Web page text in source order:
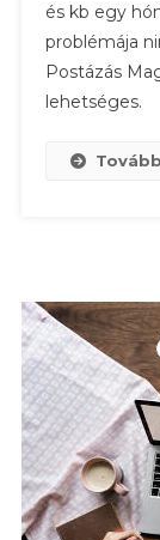
és kb egy
problémája
Postázás
lehetséges.